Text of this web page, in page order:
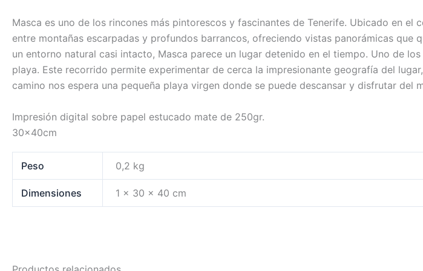
Masca es uno de los rincones más pintorescos y fascinantes de Tenerife. Ubicado en
entre montañas escarpadas y profundos barrancos, ofreciendo vistas panorámicas
un entorno natural casi intacto, Masca parece un lugar detenido en el tiempo. Uno de
playa. Este recorrido permite experimentar de cerca la impresionante geografía del
camino nos espera una pequeña playa virgen donde se puede descansar y disfrutar del
Impresión digital sobre papel estucado mate de 250gr.
30x40cm
Peso 0,2 kg
Dimensiones 1 × 30 × 40 cm